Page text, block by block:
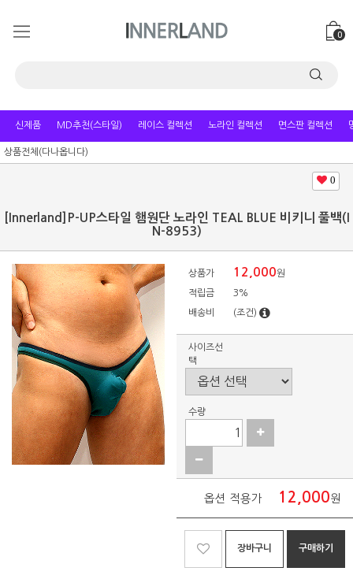
0
신제품 MD추천(스타일) 레이스 컬렉션 노라인 컬렉션 면스판 컬렉션
상품전체(다나옵니다)
0
[Innerland]P-UP스타일 햄원단 노라인 TEAL BLUE 비키니 풀백(I
N-8953)
상품가 12,000원
적립금 3%
배송비 (조건)
사이즈선
택
수량
옵션 적용가 12,000원
장바구니 구매하기